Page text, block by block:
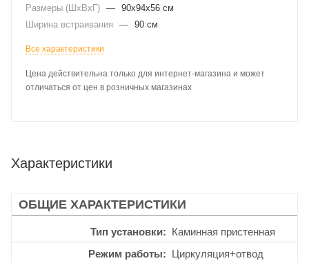
Размеры (ШхВхГ) — 90x94x56 см
Ширина встраивания
— 90 см
Все характеристики
Цена действительна только для интернет-магазина и может
отличаться от цен в розничных магазинах
Характеристики
ОБЩИЕ ХАРАКТЕРИСТИКИ
Тип установки
Каминная пристенная
Режим работы
Циркуляция+отвод